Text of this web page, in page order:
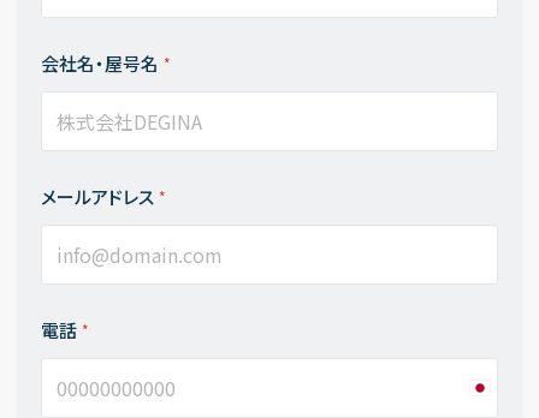
会社名・屋号名 *
メールアドレス *
電話 *
Japan